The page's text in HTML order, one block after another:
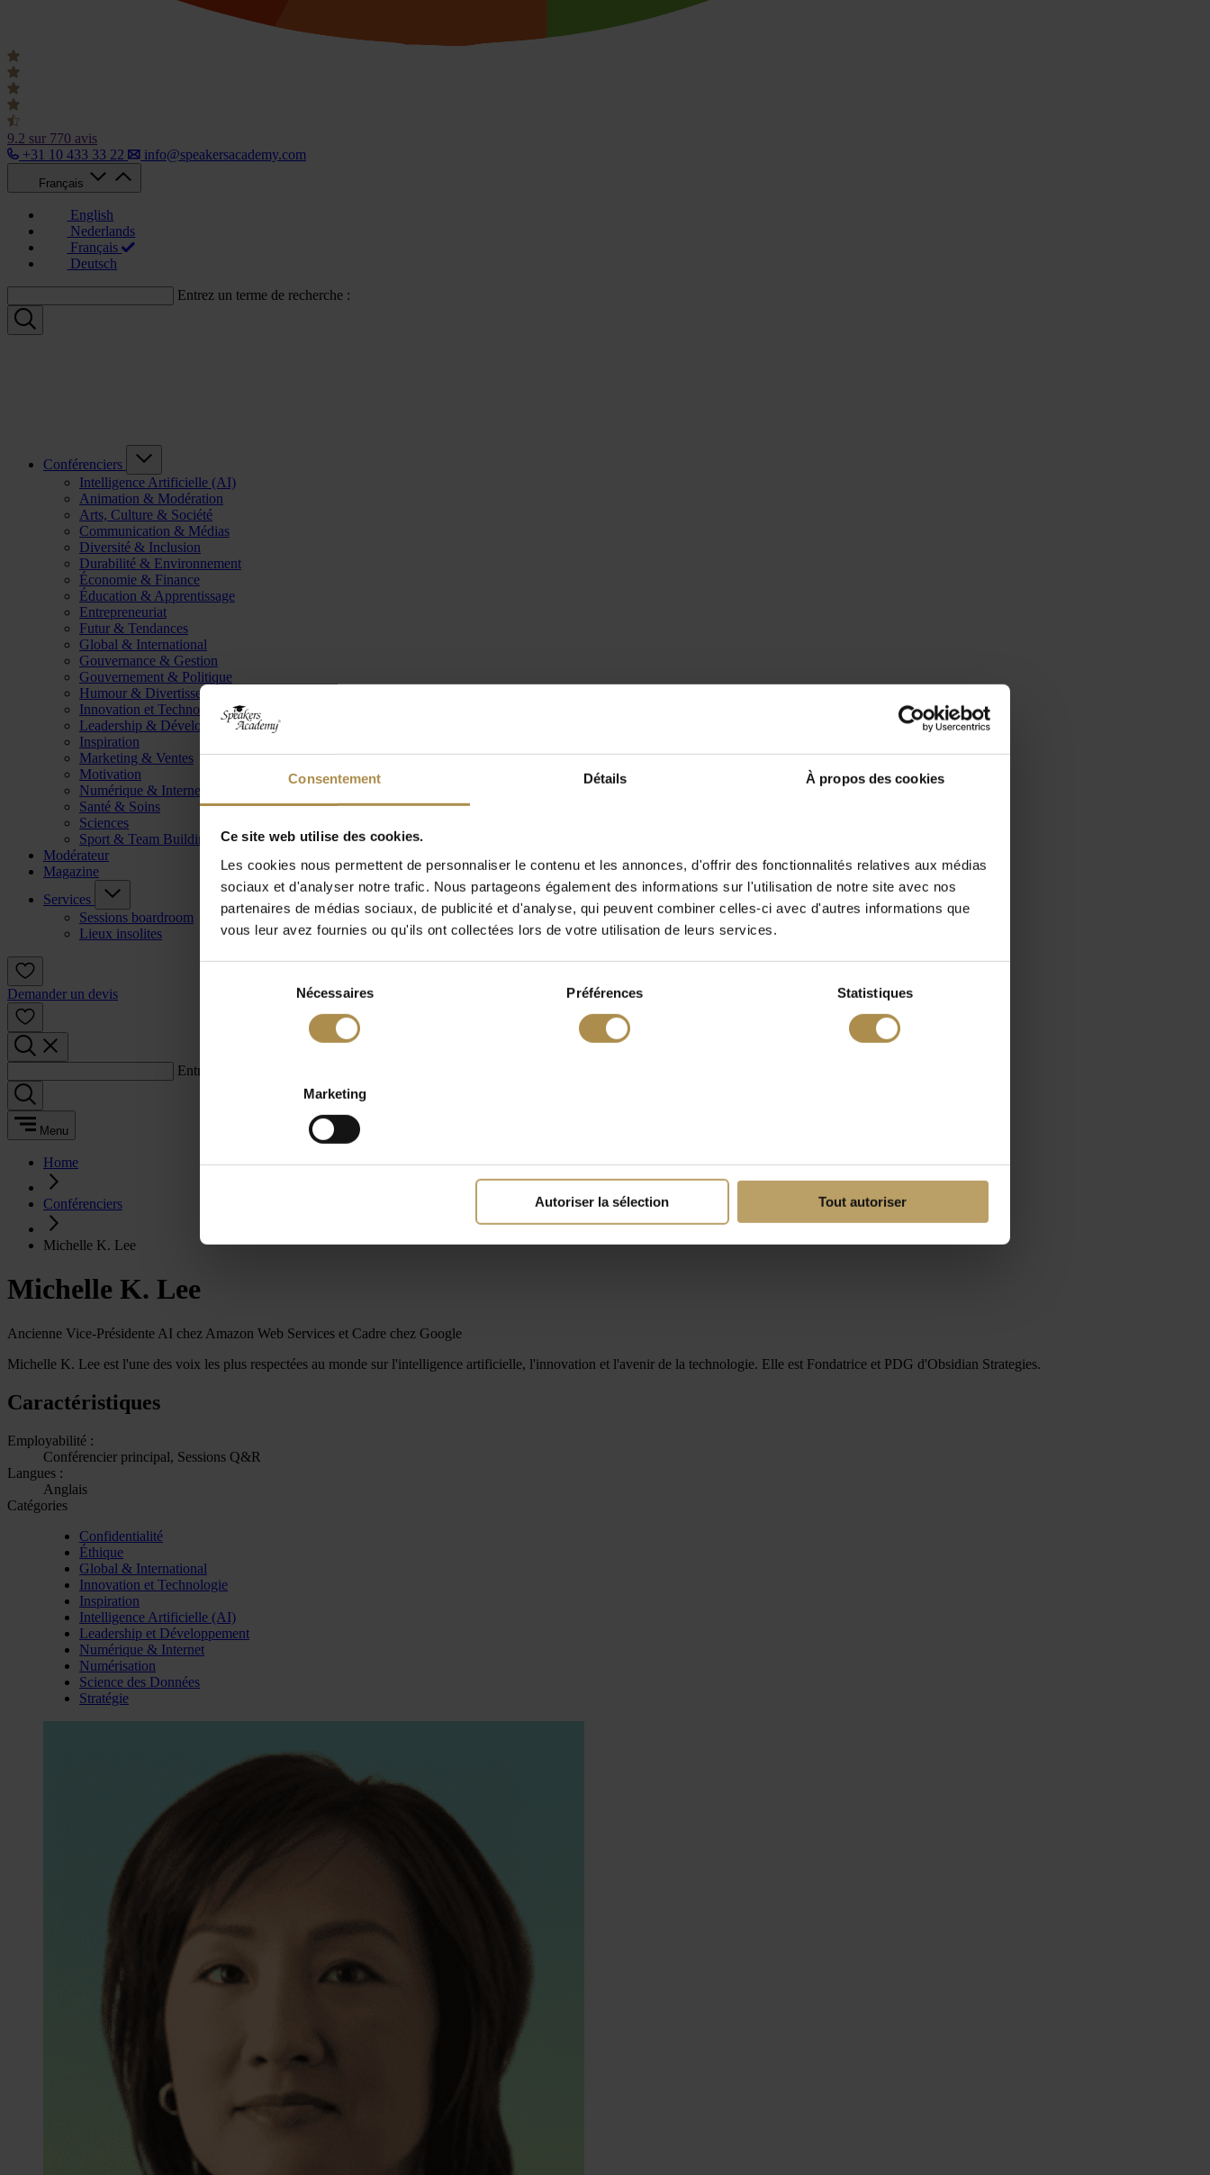
Consentement Détails À propos des cookies
Ce site web utilise des cookies.
Les cookies nous permettent de personnaliser le contenu et les annonces, d'offrir des fonctionnalités relatives aux médias
sociaux et d'analyser notre trafic. Nous partageons également des informations sur l'utilisation de notre site avec nos
partenaires de médias sociaux, de publicité et d'analyse, qui peuvent combiner celles-ci avec d'autres informations que
vous leur avez fournies ou qu'ils ont collectées lors de votre utilisation de leurs services.
Nécessaires Préférences Statistiques
Marketing
Autoriser la sélection Tout autoriser
9.2 sur 770 avis
+31 10 433 33 22
info@speakersacademy.com
Français
English
Nederlands
Français
Deutsch
Entrez un terme de recherche :
Conférenciers
Intelligence Artificielle (AI)
Animation & Modération
Arts, Culture & Société
Communication & Médias
Diversité & Inclusion
Durabilité & Environnement
Économie & Finance
Éducation & Apprentissage
Entrepreneuriat
Futur & Tendances
Global & International
Gouvernance & Gestion
Gouvernement & Politique
Humour & Divertissement
Innovation et Technologie
Leadership & Développement
Inspiration
Marketing & Ventes
Motivation
Numérique & Internet
Santé & Soins
Sciences
Sport & Team Building
Modérateur
Magazine
Services
Sessions boardroom
Lieux insolites
Demander un devis
Entrez un terme de recherche :
Menu
Home
Conférenciers
Michelle K. Lee
Michelle K. Lee
Ancienne Vice-Présidente AI chez Amazon Web Services et Cadre chez Google
Michelle K. Lee est l'une des voix les plus respectées au monde sur l'intelligence artificielle, l'innovation et l'avenir de la technologie. Elle est Fondatrice et PDG d'Obsidian Strategies.
Caractéristiques
Employabilité :
Conférencier principal, Sessions Q&R
Langues :
Anglais
Catégories
Confidentialité
Éthique
Global & International
Innovation et Technologie
Inspiration
Intelligence Artificielle (AI)
Leadership et Développement
Numérique & Internet
Numérisation
Science des Données
Stratégie